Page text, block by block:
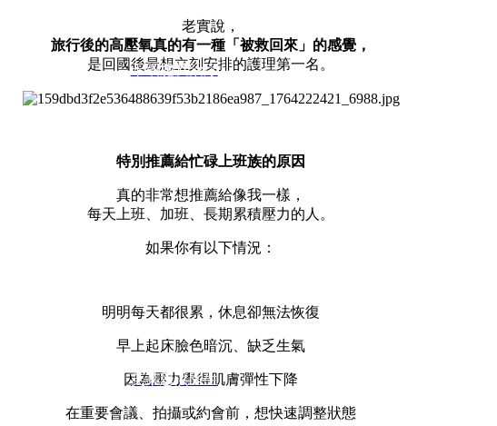
干细胞及治疗
芙莱思洪医生
老實說，
旅行後的高壓氧真的有一種「被救回來」的感覺，
是回國後最想立刻安排的護理第一名。
特別推薦給忙碌上班族的原因
真的非常想推薦給像我一樣，
每天上班、加班、長期累積壓力的人。
如果你有以下情況：
明明每天都很累，休息卻無法恢復
早上起床臉色暗沉、缺乏生氣
因為壓力覺得肌膚彈性下降
在重要會議、拍攝或約會前，想快速調整狀態